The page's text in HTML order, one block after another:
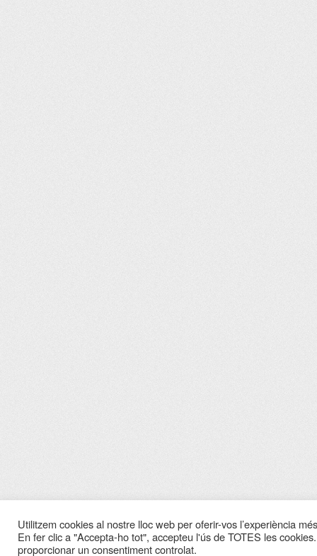
Utilitzem cookies al nostre lloc web per oferir-vos l’experiència
En fer clic a "Accepta-ho tot", accepteu l'ús de TOTES les
proporcionar un consentiment controlat.